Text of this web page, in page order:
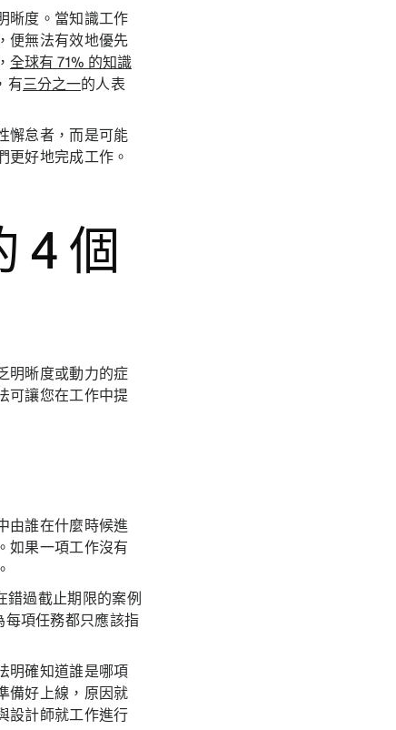
晰度。當知識工作
便無法有效地優先
全球有 71% 的知識
有三分之一的人表
懈怠者，而是可能
更好地完成工作。
4 個
明晰度或動力的症
可讓您在工作中提
由誰在什麼時候進
如果一項工作沒有
錯過截止期限的案例
項任務都只應該指
明確知道誰是哪項
備好上線，原因就
設計師就工作進行